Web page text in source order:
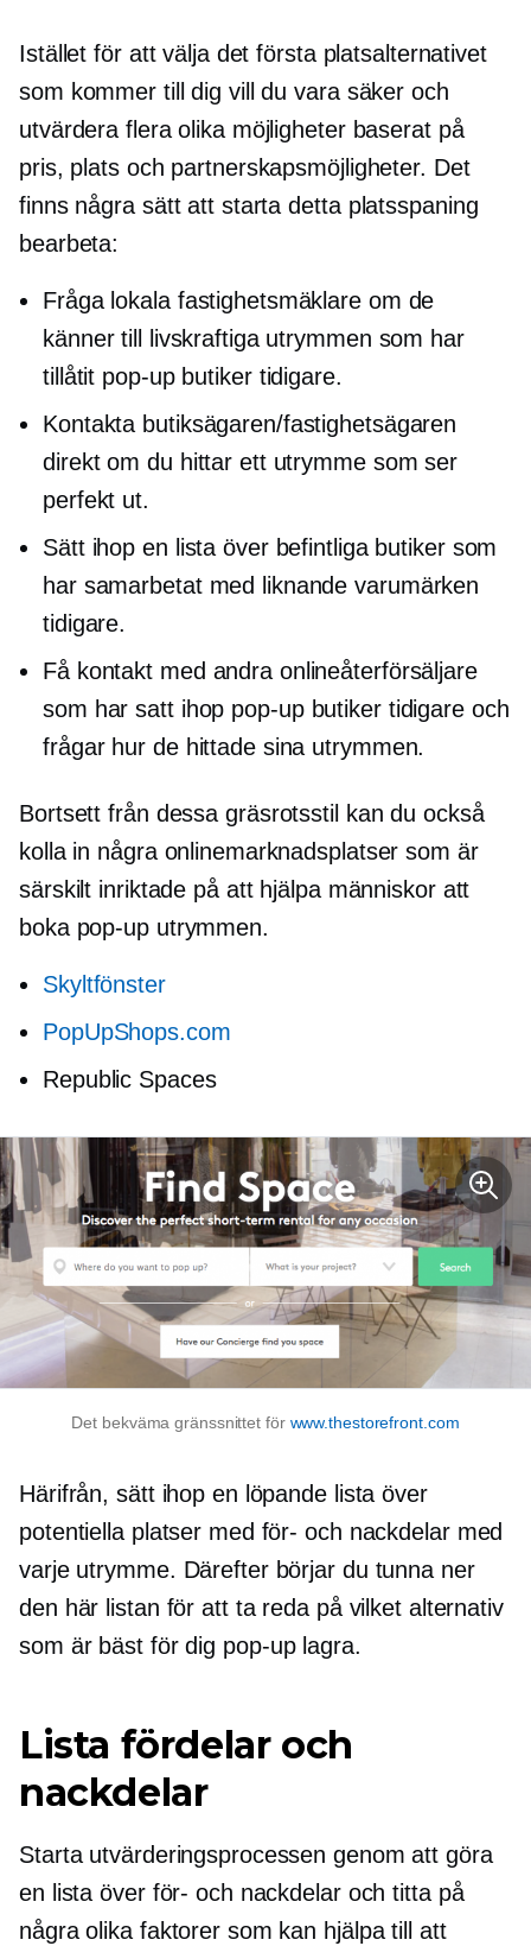
Istället för att välja det första platsalternativet
som kommer till dig vill du vara säker och
utvärdera flera olika möjligheter baserat på
pris, plats och partnerskapsmöjligheter. Det
finns några sätt att starta detta platsspaning
bearbeta:
Fråga lokala fastighetsmäklare om de
känner till livskraftiga utrymmen som har
tillåtit pop-upbutiker tidigare.
Kontakta butiksägaren/fastighetsägaren
direkt om du hittar ett utrymme som ser
perfekt ut.
Sätt ihop en lista över befintliga butiker som
har samarbetat med liknande varumärken
tidigare.
Få kontakt med andra onlineåterförsäljare
som har satt ihop pop-upbutiker tidigare och
frågar hur de hittade sina utrymmen.
Bortsett från dessa gräsrotsstil kan du också
kolla in några onlinemarknadsplatser som är
särskilt inriktade på att hjälpa människor att
boka pop-uputrymmen.
Skyltfönster
PopUpShops.com
Republic Spaces
Det bekväma gränssnittet för www.thestorefront.com
Härifrån, sätt ihop en löpande lista över
potentiella platser med för- och nackdelar med
varje utrymme. Därefter börjar du tunna ner
den här listan för att ta reda på vilket alternativ
som är bäst för dig pop-uplagra.
Lista fördelar och
nackdelar
Starta utvärderingsprocessen genom att göra
en lista över för- och nackdelar och titta på
några olika faktorer som kan hjälpa till att